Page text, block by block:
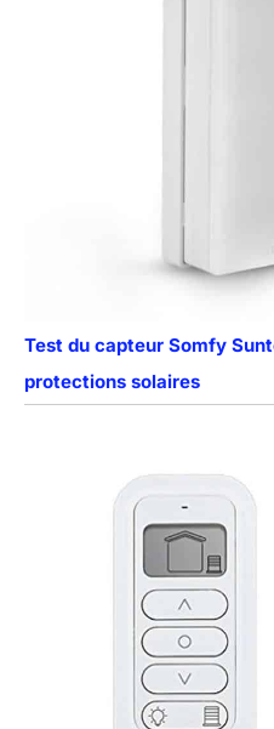
Test du capteur Somfy
protections solaires